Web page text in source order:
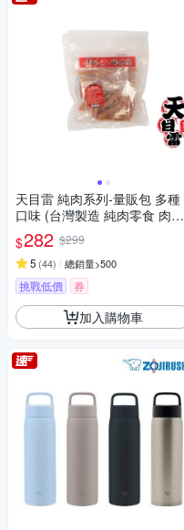
天目雷 純肉系列-量販包 多種
口味 (台灣製造 純肉零食 肉片
肉乾 潔牙 狗零食)
$282 $299
5 (44) 總銷量>500
挑戰低價 券
加入購物車